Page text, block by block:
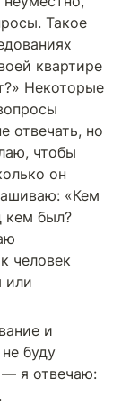
Такое
квартире
Некоторые
отвечать, но
чтобы
он
«Кем
кем был?
человек
или
и
буду
я отвечаю: